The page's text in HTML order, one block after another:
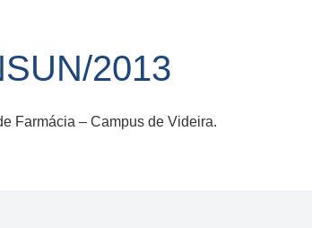
2013
Farmácia – Campus de Videira.